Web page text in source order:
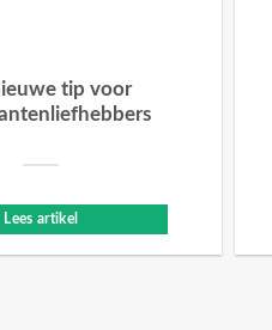
tip voor
Lees artikel